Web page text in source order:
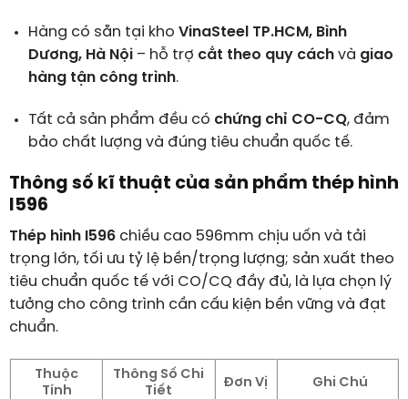
Hàng có sẵn tại kho VinaSteel TP.HCM, Bình
Dương, Hà Nội– hỗ trợ cắt theo quy cáchvà giao
hàng tận công trình.
Tất cả sản phẩm đều có chứng chỉ CO-CQ, đảm
bảo chất lượng và đúng tiêu chuẩn quốc tế.
Thông số kĩ thuật của sản phẩm thép hình
I596
Thép hình I596chiều cao 596mm chịu uốn và tải
trọng lớn, tối ưu tỷ lệ bền/trọng lượng; sản xuất theo
tiêu chuẩn quốc tế với CO/CQ đầy đủ, là lựa chọn lý
tưởng cho công trình cần cấu kiện bền vững và đạt
chuẩn.
Thuộc
Tính
Thông Số Chi
Tiết
Đơn Vị Ghi Chú